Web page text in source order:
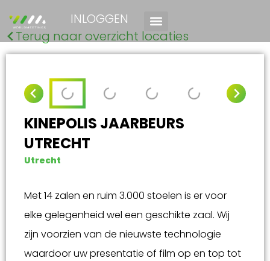
INLOGGEN
Terug naar overzicht locaties
KINEPOLIS JAARBEURS
UTRECHT
Utrecht
Met 14 zalen en ruim 3.000 stoelen is er voor
elke gelegenheid wel een geschikte zaal. Wij
zijn voorzien van de nieuwste technologie
waardoor uw presentatie of film op en top tot